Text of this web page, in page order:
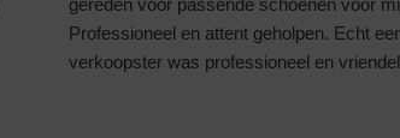
gereden voor passende schoenen voor
Professioneel en attent geholpen. Echt
verkoopster was professioneel en